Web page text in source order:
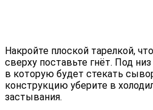
Накройте плоской тарелкой,
сверху поставьте гнёт. Под
в которую будет стекать
конструкцию уберите в
застывания.